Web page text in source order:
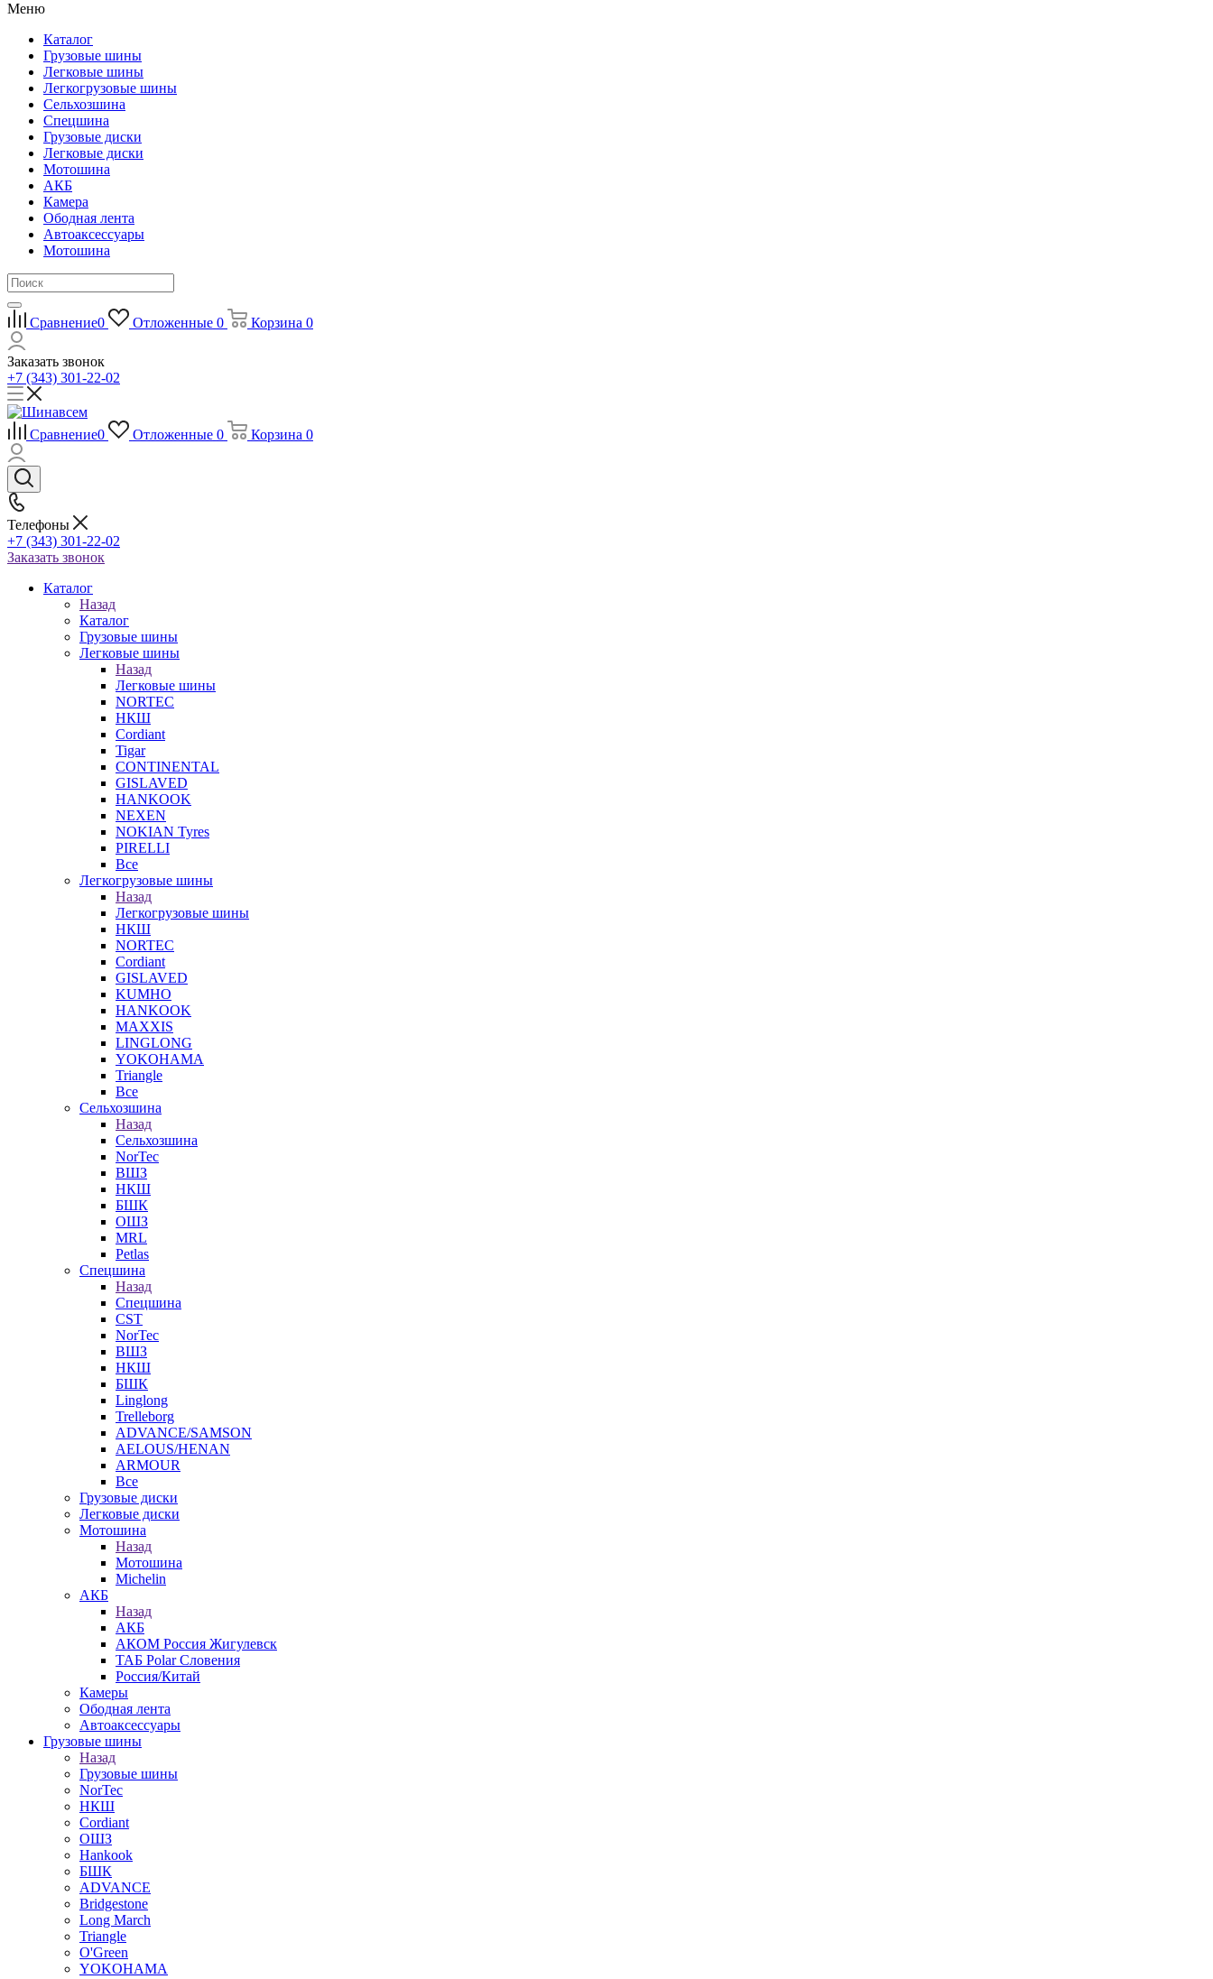
Меню
Каталог
Грузовые шины
Легковые шины
Легкогрузовые шины
Сельхозшина
Спецшина
Грузовые диски
Легковые диски
Мотошина
АКБ
Камера
Ободная лента
Автоаксессуары
Мотошина
Сравнение0 Отложенные 0 Корзина 0
Заказать звонок
+7 (343) 301-22-02
Сравнение0 Отложенные 0 Корзина 0
Телефоны
+7 (343) 301-22-02
Заказать звонок
Каталог
Назад
Каталог
Грузовые шины
Легковые шины
Назад
Легковые шины
NORTEС
НКШ
Cordiant
Tigar
CONTINENTAL
GISLAVED
HANKOOK
NEXEN
NOKIAN Tyres
PIRELLI
Все
Легкогрузовые шины
Назад
Легкогрузовые шины
НКШ
NORTEС
Cordiant
GISLAVED
KUMHO
HANKOOK
MAXXIS
LINGLONG
YOKOHAMA
Triangle
Все
Сельхозшина
Назад
Сельхозшина
NorTec
ВШЗ
НКШ
БШК
ОШЗ
MRL
Petlas
Спецшина
Назад
Спецшина
CST
NorTec
ВШЗ
НКШ
БШК
Linglong
Trelleborg
ADVANCE/SAMSON
AELOUS/HENAN
ARMOUR
Все
Грузовые диски
Легковые диски
Мотошина
Назад
Мотошина
Michelin
АКБ
Назад
АКБ
АКОМ Россия Жигулевск
ТАБ Polar Словения
Россия/Китай
Камеры
Ободная лента
Автоаксессуары
Грузовые шины
Назад
Грузовые шины
NorTec
НКШ
Cordiant
ОШЗ
Hankook
БШК
ADVANCE
Bridgestone
Long March
Triangle
O'Green
YOKOHAMA